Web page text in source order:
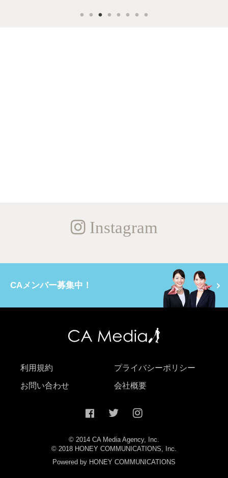
Instagram
CAメンバー募集中！
利用規約 プライバシーポリシー
お問い合わせ 会社概要
© 2014 CA Media Agency, Inc.
© 2018 HONEY COMMUNICATIONS, Inc.
Powered by HONEY COMMUNICATIONS